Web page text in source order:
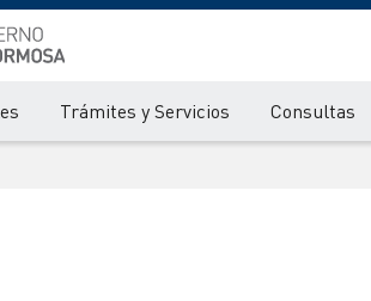
Trámites y Servicios Consultas